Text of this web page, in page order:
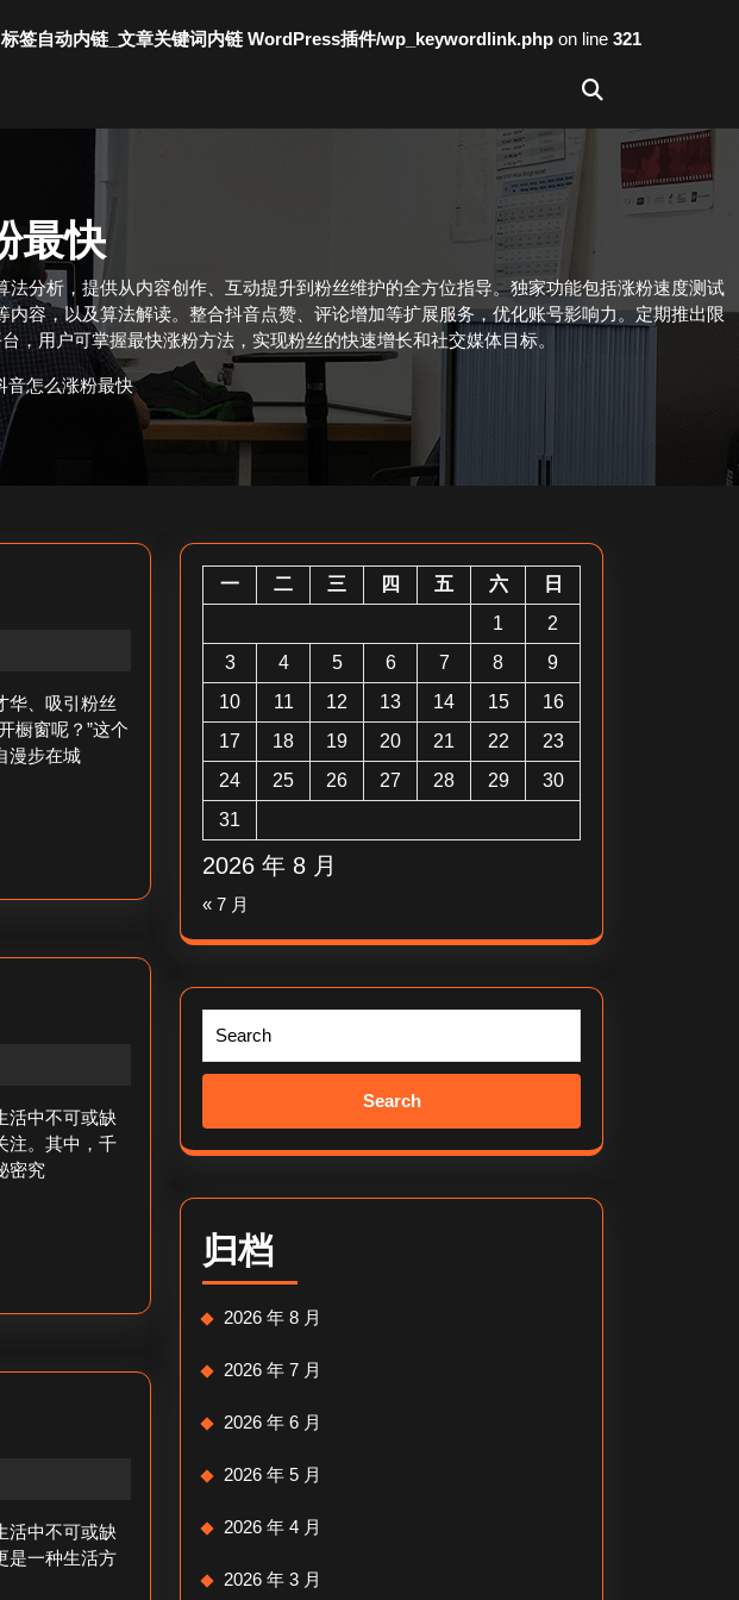
自动内链_文章关键词内链 WordPress插件/wp_keywordlink.php on line 321
最快
分析，提供从内容创作、互动提升到粉丝维护的全方位指导。独家功能包括涨粉速度测试
容，以及算法解读。整合抖音点赞、评论增加等扩展服务，优化账号影响力。定期推出限
用户可掌握最快涨粉方法，实现粉丝的快速增长和社交媒体目标。
音怎么涨粉最快
华、吸引粉丝
橱窗呢？”这个
漫步在城
活中不可或缺
注。其中，千
密究
活中不可或缺
是一种生活方
2026 年 8 月
一 二 三 四 五 六
日
1
2
3
4 5 6 7 8
9
10
11 12 13 14 15
16
17
18 19 20 21 22
23
24
25 26 27 28 29
30
31
« 7 月
Search
归档
2026 年 8 月
2026 年 7 月
2026 年 6 月
2026 年 5 月
2026 年 4 月
2026 年 3 月